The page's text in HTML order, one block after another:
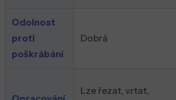
Odolnost
proti
poškrábání
Dobrá
Lze řezat, vrtat,